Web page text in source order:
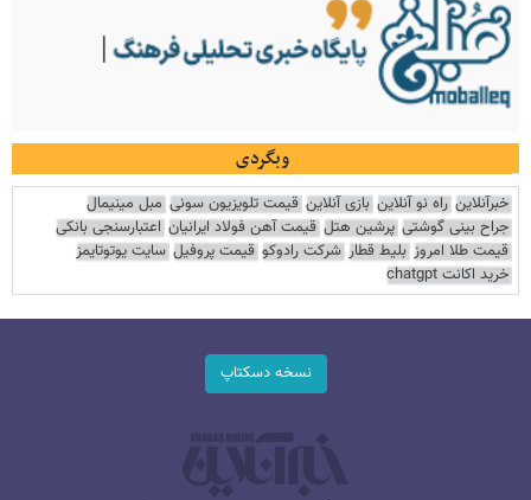
وبگردی
خبرآنلاین راه نو آنلاین بازی آنلاین قیمت تلویزیون سونی مبل مینیمال
جراح بینی گوشتی پرشین هتل قیمت آهن فولاد ایرانیان اعتبارسنجی بانکی
قیمت طلا امروز بلیط قطار شرکت رادوکو قیمت پروفیل سایت یوتوتایمز
خرید اکانت chatgpt
نسخه دسکتاپ